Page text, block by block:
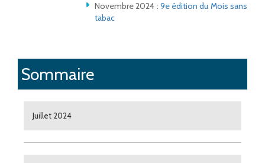
Novembre 2024 : 9e édition du Mois sans
tabac
Sommaire
Juillet 2024